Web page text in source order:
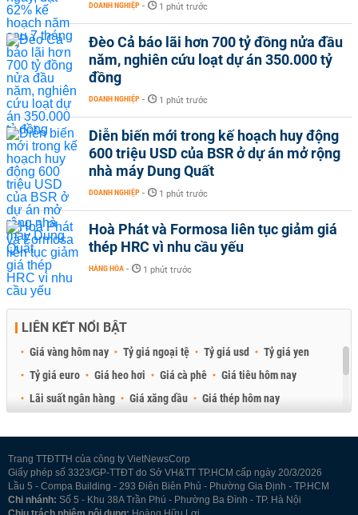
DOANH NGHIỆP - 1 phút trước
Đèo Cả báo lãi hơn 700 tỷ đồng nửa đầu
năm, nghiên cứu loạt dự án 350.000 tỷ
đồng
DOANH NGHIỆP - 1 phút trước
Diễn biến mới trong kế hoạch huy động
600 triệu USD của BSR ở dự án mở rộng
nhà máy Dung Quất
DOANH NGHIỆP - 1 phút trước
Hoà Phát và Formosa liên tục giảm giá
thép HRC vì nhu cầu yếu
HÀNG HÓA - 1 phút trước
LIÊN KẾT NỔI BẬT
Giá vàng hôm nay Tỷ giá ngoại tệ Tỷ giá usd
Tỷ giá yen
Tỷ giá euro
Giá heo hơi Giá cà phê
Giá tiêu hôm nay
Lãi suất ngân hàng
Giá xăng dầu
Giá thép hôm nay
Trang TTĐTTH của công ty VietNewsCorp
Giấy phép số 3323/GP-TTĐT do Sở VH&TT TP.HCM cấp ngày 20/3/2026
Lầu 5 - Compa Building - 293 Điện Biên Phủ - Phường Gia Định - TP.HCM
Chi nhánh: Số 5 - Khu 38A Trần Phú - Phường Ba Đình - TP. Hà Nội